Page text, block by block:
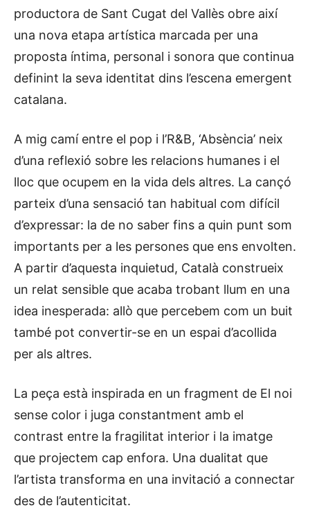
productora de Sant Cugat del Vallès obre així
una nova etapa artística marcada per una
proposta íntima, personal i sonora que continua
definint la seva identitat dins l’escena emergent
catalana.
A mig camí entre el pop i l’R&B, ‘Absència’ neix
d’una reflexió sobre les relacions humanes i el
lloc que ocupem en la vida dels altres. La cançó
parteix d’una sensació tan habitual com difícil
d’expressar: la de no saber fins a quin punt som
importants per a les persones que ens envolten.
A partir d’aquesta inquietud, Català construeix
un relat sensible que acaba trobant llum en una
idea inesperada: allò que percebem com un buit
també pot convertir-se en un espai d’acollida
per als altres.
La peça està inspirada en un fragment de El noi
sense color i juga constantment amb el
contrast entre la fragilitat interior i la imatge
que projectem cap enfora. Una dualitat que
l’artista transforma en una invitació a connectar
des de l’autenticitat.